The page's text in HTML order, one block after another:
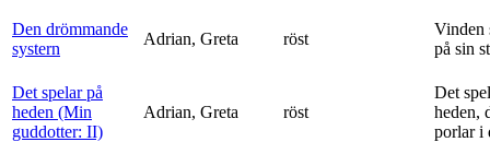
Den drömmande
systern
Adrian, Greta röst
Vinden
på sin
Det spelar på
heden (Min
guddotter: II)
Adrian, Greta röst
Det
heden,
porlar i